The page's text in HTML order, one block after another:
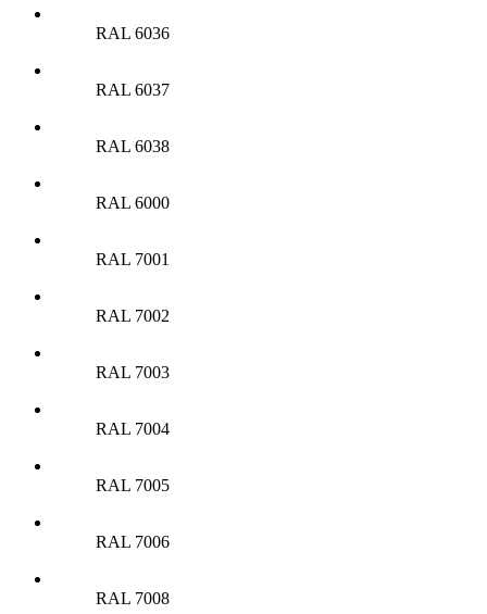
RAL 6036
RAL 6037
RAL 6038
RAL 6000
RAL 7001
RAL 7002
RAL 7003
RAL 7004
RAL 7005
RAL 7006
RAL 7008